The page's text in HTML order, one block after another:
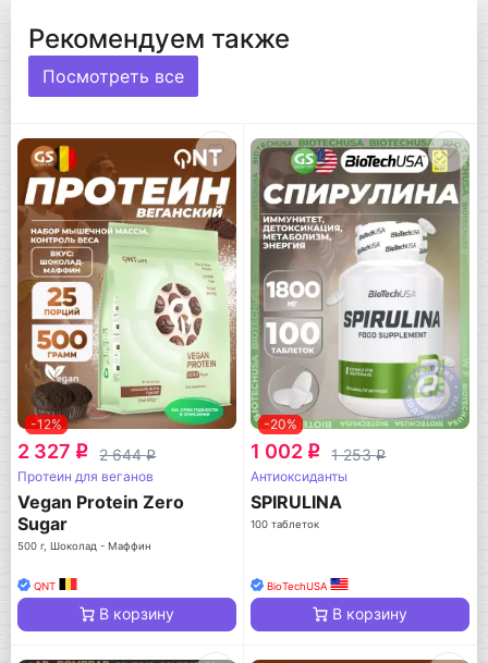
Рекомендуем также
Посмотреть все
-12%
2 327 q 2 644q
Протеин для веганов
Vegan Protein Zero
Sugar
500 г, Шоколад - Маффин
QNT
В корзину
-20%
1 002 q 1 253q
Антиоксиданты
SPIRULINA
100 таблеток
BioTechUSA
В корзину